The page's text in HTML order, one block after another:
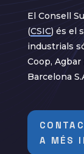
El Consell
(CSIC) és el
industrials
Coop,
Barcelona
A MÉS